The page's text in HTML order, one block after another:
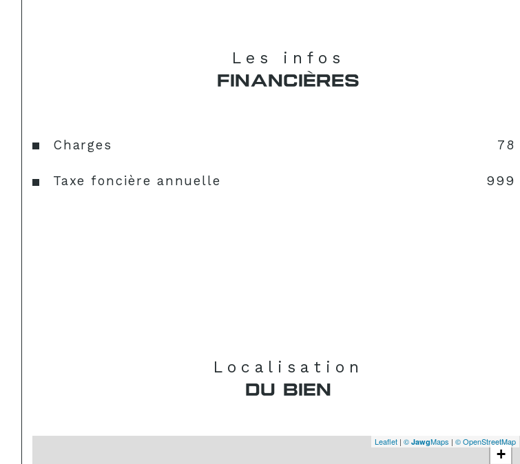
Les infos
FINANCIÈRES
Charges 78
Taxe foncière annuelle 999
Localisation
DU BIEN
+
Leaflet |©JawgMaps |© OpenStreetMap